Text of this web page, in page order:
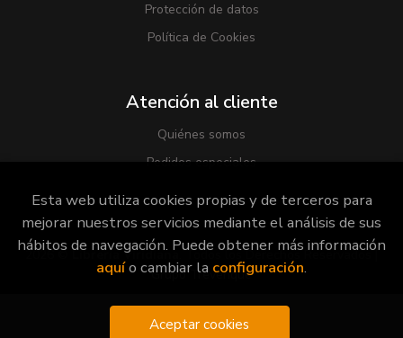
Protección de datos
Política de Cookies
Atención al cliente
Quiénes somos
Pedidos especiales
2026 © Librería Viridiana . Todos los Derechos Reservados |
Grupo Trevenque
Esta web utiliza cookies propias y de terceros para
mejorar nuestros servicios mediante el análisis de sus
hábitos de navegación. Puede obtener más información
aquío cambiar la configuración.
Aceptar cookies